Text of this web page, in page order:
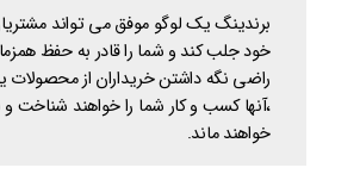
برندینگ یک لوگو موفق می تواند
خود جلب کند و شما را قادر به حفظ
راضی نگه داشتن خریداران از محصولات
،آنها کسب و کار شما را خواهند شناخت و
خواهند ماند.